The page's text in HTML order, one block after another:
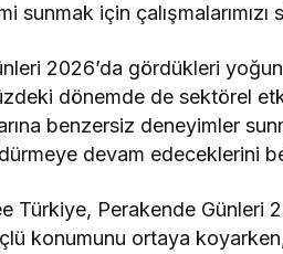
sunmak için
2026’da gördükleri
dönemde de sektörel
benzersiz deneyimler
devam edeceklerini
Türkiye, Perakende Günleri
konumunu ortaya